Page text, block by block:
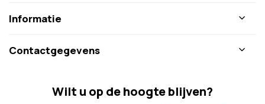
Informatie
Contactgegevens
Wilt u op de hoogte blijven?